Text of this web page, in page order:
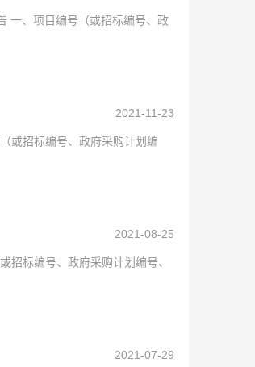
一、项目编号（或招标编号、政
2021-11-23
或招标编号、政府采购计划编
2021-08-25
招标编号、政府采购计划编号、
2021-07-29